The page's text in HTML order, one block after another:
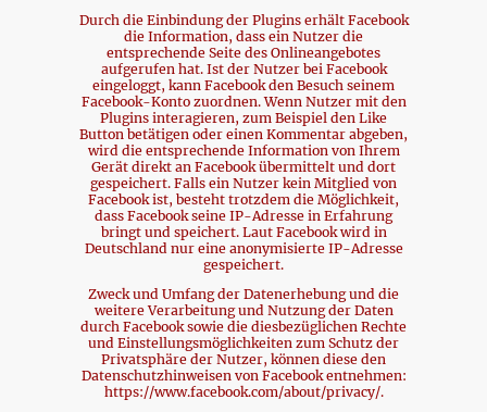
Durch die Einbindung der Plugins erhält Facebook
die Information, dass ein Nutzer die
entsprechende Seite des Onlineangebotes
aufgerufen hat. Ist der Nutzer bei Facebook
eingeloggt, kann Facebook den Besuch seinem
Facebook-Konto zuordnen. Wenn Nutzer mit den
Plugins interagieren, zum Beispiel den Like
Button betätigen oder einen Kommentar abgeben,
wird die entsprechende Information von Ihrem
Gerät direkt an Facebook übermittelt und dort
gespeichert. Falls ein Nutzer kein Mitglied von
Facebook ist, besteht trotzdem die Möglichkeit,
dass Facebook seine IP-Adresse in Erfahrung
bringt und speichert. Laut Facebook wird in
Deutschland nur eine anonymisierte IP-Adresse
gespeichert.
Zweck und Umfang der Datenerhebung und die
weitere Verarbeitung und Nutzung der Daten
durch Facebook sowie die diesbezüglichen Rechte
und Einstellungsmöglichkeiten zum Schutz der
Privatsphäre der Nutzer, können diese den
Datenschutzhinweisen von Facebook entnehmen:
https://www.facebook.com/about/privacy/.